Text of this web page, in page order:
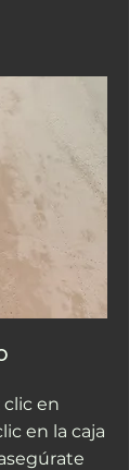
clic en
en la caja